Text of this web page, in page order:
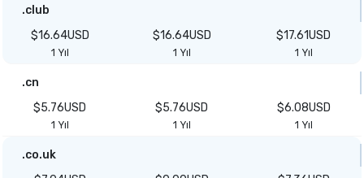
.club
$16.64USD
1 Yıl
$16.64USD
1 Yıl
$17.61USD
1 Yıl
.cn
$5.76USD
1 Yıl
$5.76USD
1 Yıl
$6.08USD
1 Yıl
.co.uk